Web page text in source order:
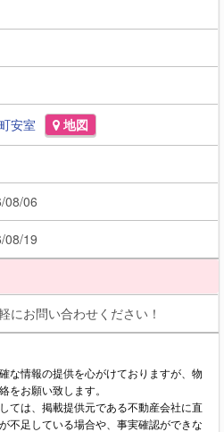
安室 地図
08/06
08/19
にお問い合わせください！
な情報の提供を心がけておりますが、物
をお願い致します。
ては、掲載提供元である不動産会社に直
不足している場合や、事実確認ができな